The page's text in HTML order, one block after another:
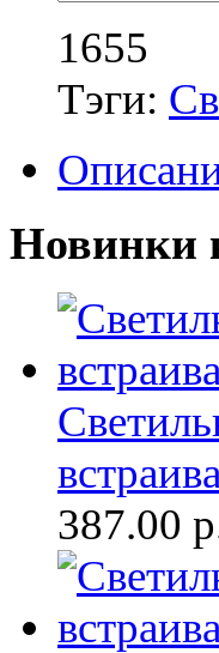
1655
Тэги:
Новинки
387.00